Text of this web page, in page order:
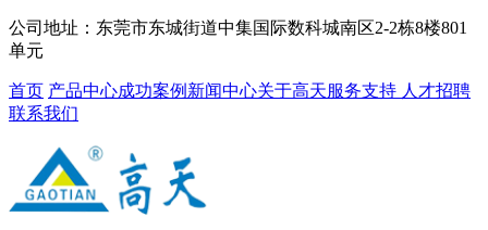
公司地址： 东莞市东城街道中集国际数科城南区2-2栋8楼801
单元
首页 产品中心成功案例 新闻中心关于高天服务支持 人才招聘
联系我们